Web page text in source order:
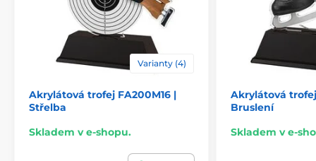
Varianty (4)
Akrylátová trofej FA200M16 |
Střelba
Skladem v e-shopu.
Akrylátová
Bruslení
Skladem v e-